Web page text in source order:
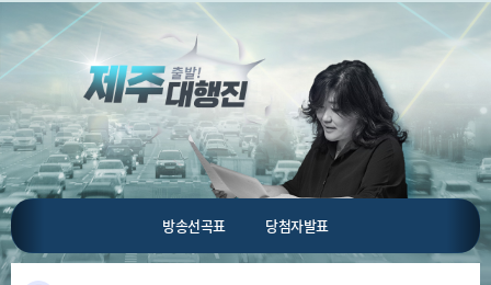
방송선곡표 당첨자발표